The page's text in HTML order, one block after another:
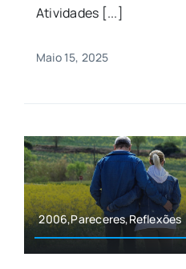
Atividades [...]
Maio 15, 2025
2006,Pareceres,Reflexões